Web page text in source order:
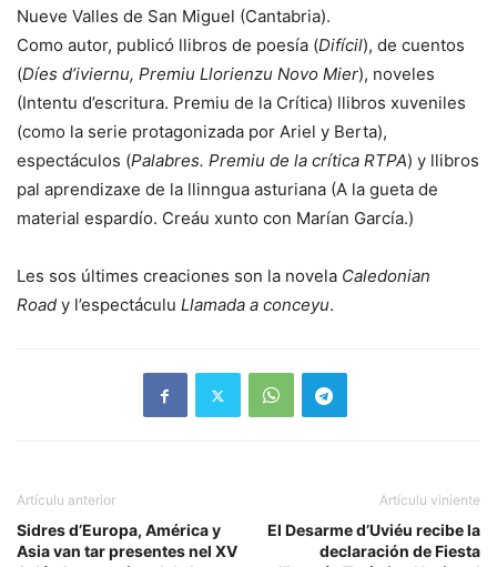
Nueve Valles de San Miguel (Cantabria).
Como autor, publicó llibros de poesía (Difícil), de cuentos
(Díes d’iviernu, Premiu Llorienzu Novo Mier), noveles
(Intentu d’escritura. Premiu de la Crítica) llibros xuveniles
(como la serie protagonizada por Ariel y Berta),
espectáculos (Palabres. Premiu de la crítica RTPA) y llibros
pal aprendizaxe de la llinngua asturiana (A la gueta de
material espardío. Creáu xunto con Marían García.)
Les sos últimes creaciones son la novela Caledonian
Road y l’espectáculu Llamada a conceyu.
Artículu anterior
Sidres d’Europa, América y
Asia van tar presentes nel XV
Artículu viniente
El Desarme d’Uviéu recibe la
declaración de Fiesta